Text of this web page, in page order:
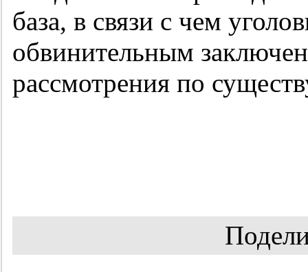
база, в связи с чем
обвинительным
рассмотрения по